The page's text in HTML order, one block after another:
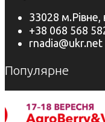
33028 м.Рівне,
+38 068 568
rnadia@ukr.net
Популярне